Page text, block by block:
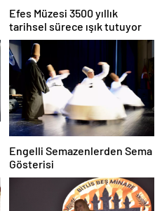
Efes Müzesi 3500 yıllık
tarihsel sürece ışık tutuyor
Engelli Semazenlerden Sema
Gösterisi